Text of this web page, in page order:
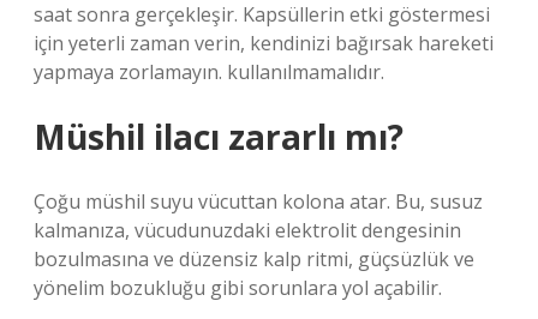
saat sonra gerçekleşir. Kapsüllerin etki göstermesi
için yeterli zaman verin, kendinizi bağırsak hareketi
yapmaya zorlamayın. kullanılmamalıdır.
Müshil ilacı zararlı mı?
Çoğu müshil suyu vücuttan kolona atar. Bu, susuz
kalmanıza, vücudunuzdaki elektrolit dengesinin
bozulmasına ve düzensiz kalp ritmi, güçsüzlük ve
yönelim bozukluğu gibi sorunlara yol açabilir.